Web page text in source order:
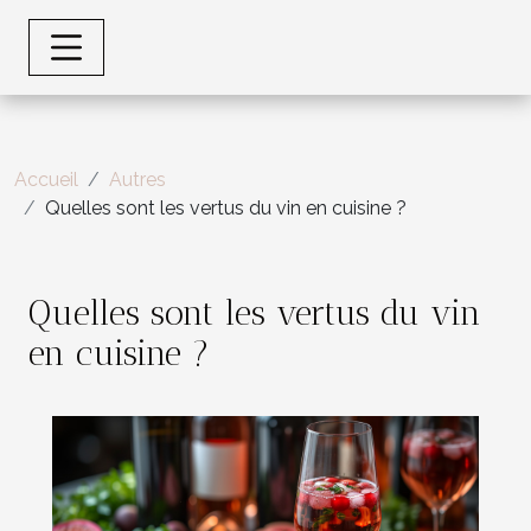
Accueil
Autres
Quelles sont les vertus du vin en cuisine ?
Quelles sont les vertus du vin
en cuisine ?